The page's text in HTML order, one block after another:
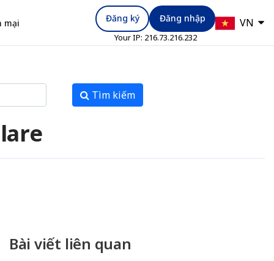
mại Đăng ký Đăng nhập
Your IP: 216.73.216.232
VN
Tìm kiếm
Bài viết liên quan